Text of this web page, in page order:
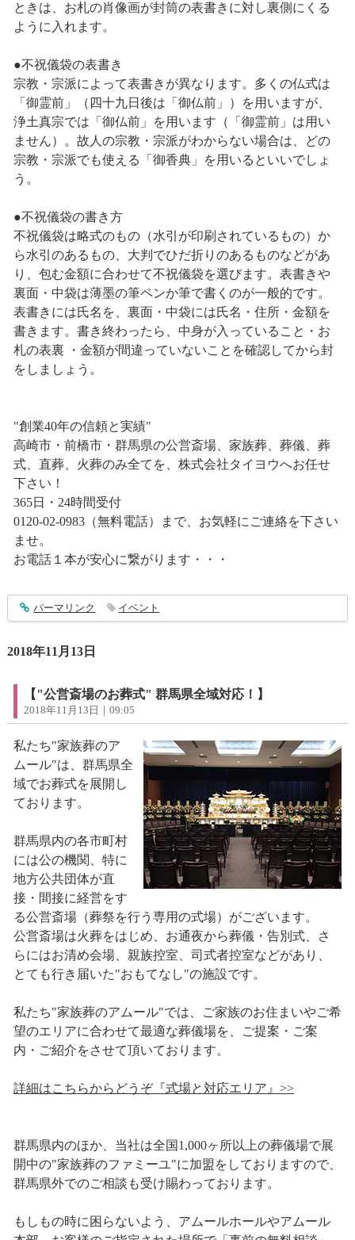
ときは、お札の肖像画が封筒の表書きに対し裏側にくる
ように入れます。
●不祝儀袋の表書き
宗教・宗派によって表書きが異なります。多くの仏式は
「御霊前」（四十九日後は「御仏前」）を用いますが、
浄土真宗では「御仏前」を用います（「御霊前」は用い
ません）。故人の宗教・宗派がわからない場合は、どの
宗教・宗派でも使える「御香典」を用いるといいでしょ
う。
●不祝儀袋の書き方
不祝儀袋は略式のもの（水引が印刷されているもの）か
ら水引のあるもの、大判でひだ折りのあるものなどがあ
り、包む金額に合わせて不祝儀袋を選びます。表書きや
裏面・中袋は薄墨の筆ペンか筆で書くのが一般的です。
表書きには氏名を、裏面・中袋には氏名・住所・金額を
書きます。書き終わったら、中身が入っていること・お
札の表裏 ・金額が間違っていないことを確認してから封
をしましょう。
"創業40年の信頼と実績"
高崎市・前橋市・群馬県の公営斎場、家族葬、葬儀、葬
式、直葬、火葬のみ全てを、株式会社タイヨウへお任せ
下さい！
365日・24時間受付
0120-02-0983（無料電話）まで、お気軽にご連絡を下さい
ませ。
お電話１本が安心に繋がります・・・
entry1674
パーマリンク イベント
2018年11月13日
【"公営斎場のお葬式" 群馬県全域対応！】
2018年11月13日｜09:05
私たち"家族葬のア
ムール"は、群馬県全
域でお葬式を展開し
ております。
群馬県内の各市町村
には公の機関、特に
地方公共団体が直
接・間接に経営をす
る公営斎場（葬祭を行う専用の式場）がございます。
公営斎場は火葬をはじめ、お通夜から葬儀・告別式、さ
らにはお清め会場、親族控室、司式者控室などがあり、
とても行き届いた"おもてなし"の施設です。
私たち"家族葬のアムール"では、ご家族のお住まいやご希
望のエリアに合わせて最適な葬儀場を、ご提案・ご案
内・ご紹介をさせて頂いております。
詳細はこちらからどうぞ『式場と対応エリア』>>
群馬県内のほか、当社は全国1,000ヶ所以上の葬儀場で展
開中の"家族葬のファミーユ"に加盟をしておりますので、
群馬県外でのご相談も受け賜わっております。
もしもの時に困らないよう、アムールホールやアムール